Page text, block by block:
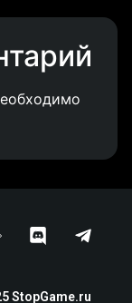
StopGame.ru